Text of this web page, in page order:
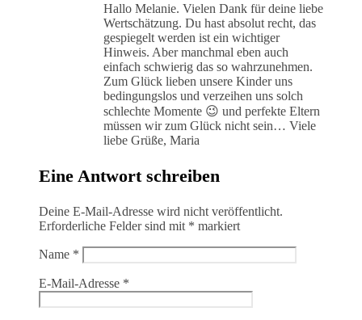
Hallo Melanie. Vielen Dank für deine liebe
Wertschätzung. Du hast absolut recht, das
gespiegelt werden ist ein wichtiger
Hinweis. Aber manchmal eben auch
einfach schwierig das so wahrzunehmen.
Zum Glück lieben unsere Kinder uns
bedingungslos und verzeihen uns solch
schlechte Momente 😉 und perfekte Eltern
müssen wir zum Glück nicht sein… Viele
liebe Grüße, Maria
Eine Antwort schreiben
Deine E-Mail-Adresse wird nicht veröffentlicht.
Erforderliche Felder sind mit * markiert
Name *
E-Mail-Adresse *